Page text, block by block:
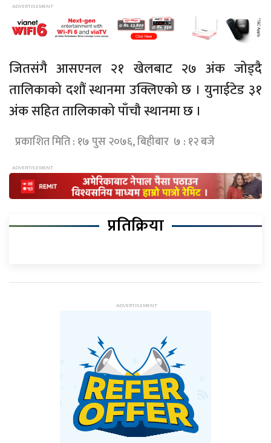
जितसंगै आसएनल २१ खेलबाट २७ अंक जोड्दै
तालिकाको दशौं स्थानमा उक्लिएको छ । युनाईटेड ३१
अंक सहित तालिकाको पाँचौ स्थानमा छ ।
प्रकाशित मिति : १७ पुस २०७६, बिहीबार ७ : १२ बजे
प्रतिक्रिया